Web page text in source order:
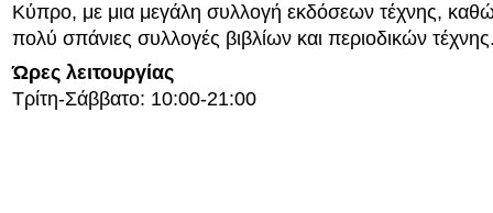
Κύπρο, με μια μεγάλη συλλογή εκδόσεων τέχνης,
πολύ σπάνιες συλλογές βιβλίων και περιοδικών
Ώρες λειτουργίας
Τρίτη-Σάββατο: 10:00-21:00